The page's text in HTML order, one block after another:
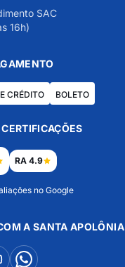
SAC
16h)
CRÉDITO BOLETO
RA 4.9
no Google
A SANTA APOLÔNIA